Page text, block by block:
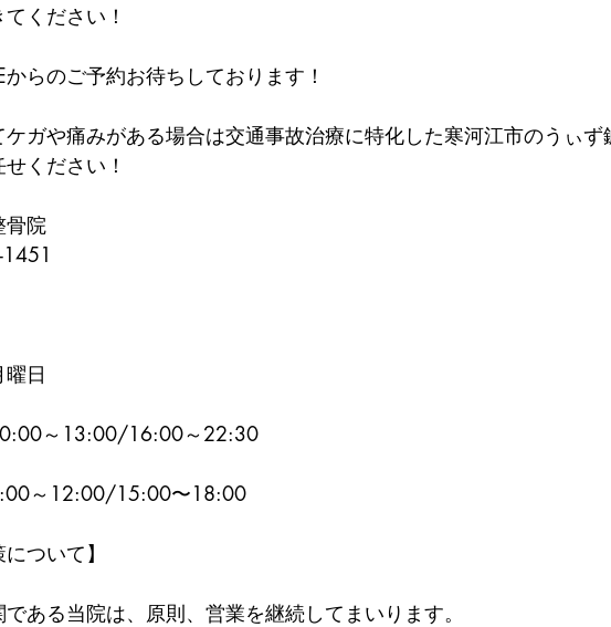
ください！
からのご予約お待ちしております！
ガや痛みがある場合は交通事故治療に特化した寒河江市のうぃず
ください！
骨院
日
～13:00/16:00～22:30
～12:00/15:00〜18:00
ついて】
ある当院は、原則、営業を継続してまいります。